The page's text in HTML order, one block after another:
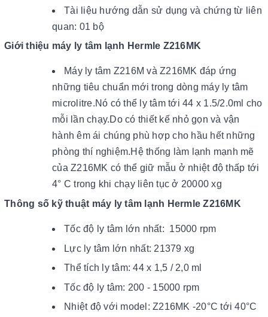
Tài liệu hướng dẫn sử dụng và chứng từ liên
quan: 01 bộ
Giới thiệu máy ly tâm lạnh Hermle Z216MK
Máy ly tâm Z216M và Z216MK đáp ứng
những tiêu chuẩn mới trong dòng máy ly tâm
microlitre.Nó có thể ly tâm tới 44 x 1.5/2.0ml cho
mỗi lần chạy.Do có thiết kế nhỏ gọn và vận
hành êm ái chúng phù hợp cho hầu hết những
phòng thí nghiệm.Hệ thống làm lạnh mạnh mẽ
của Z216MK có thể giữ mẫu ở nhiệt độ thấp tới
4° C trong khi chạy liên tục ở 20000 xg
Thông số kỹ thuật máy ly tâm lạnh Hermle Z216MK
Tốc độ ly tâm lớn nhất: 15000 rpm
Lực ly tâm lớn nhất: 21379 xg
Thể tích ly tâm: 44 x 1,5 / 2,0 ml
Tốc độ ly tâm: 200 - 15000 rpm
Nhiệt độ với model: Z216MK -20°C tới 40°C